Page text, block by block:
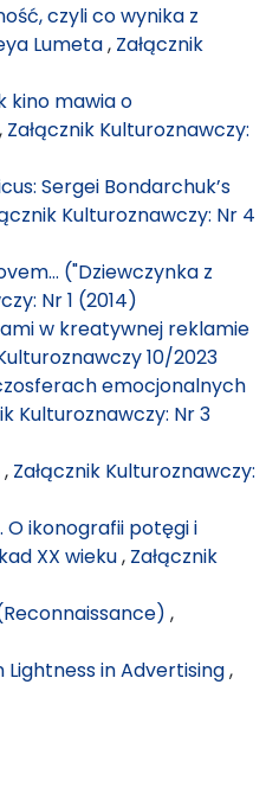
czyli co wynika z
Lumeta, Załącznik
kino mawia o
, Załącznik Kulturoznawczy:
Sergei Bondarchuk’s
Kulturoznawczy: Nr 4
("Dziewczynka z
Nr 1 (2014)
w kreatywnej reklamie
10/2023
emocjonalnych
Kulturoznawczy: Nr 3
, Załącznik Kulturoznawczy:
O ikonografii potęgi i
XX wieku, Załącznik
,
in Advertising,